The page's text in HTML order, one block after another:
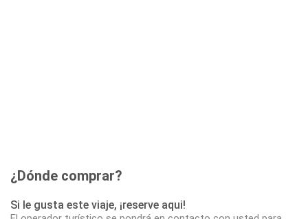
¿Dónde comprar?
Si le gusta este viaje, ¡reserve aqui!